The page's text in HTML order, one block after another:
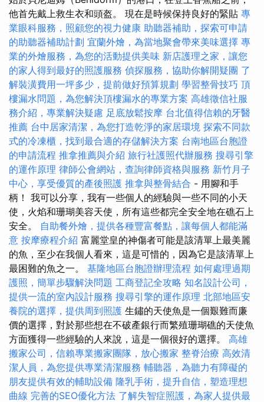
他首先戴上救生衣和頭盔。 現在是時候保持良好的緊貼 專
業眼科服務，照顧您的視力健康 助聽器補助，探索可申請
的助聽器補助計劃 宜蘭外燴，為當地聚會帶來美味選擇 專
業的外燴服務，為您的活動提供美味 新店護理之家，讓您
的家人得到最好的照護服務 偵探服務，協助你解開疑團 了
解裝潢費用一坪多少，提前做好預算規劃 學習整骨技巧 頂
樓漏水問題，為您解決頂樓漏水的專業方案 高雄徵信社服
務介紹，專業解決疑慮 足底放鬆按摩 台北值得信賴的牙醫
推薦 台中居家清潔，為您打造乾淨的家居環境 探索不同款
式的冷凍櫃，找到最合適的存儲解決方案 台南地區台胞證
的申請流程 推拿推薦與介紹 旅行社護照代辦服務 搜尋引擎
的運作原理 律師公會網站，查詢律師資格與服務 新竹月子
中心，享受優質的產後照護 推拿與整骨結合 - 用腳和手
柄！ 我可以分享，我有一些個人的經驗與一些不同的小天
使，火焰和珊瑚美容天使，所有這些都完全安全地在礁石上
安全。 自助餐外燴，提供各種豐富餐點，讓每個人都能滿
意 按摩療程介紹 富麗堂皇的神傷者可能是該清單上最美麗
的魚，至少在我個人看來，這是可惜的，因為它是該清單上
最困難的魚之一。 基隆地區台胞證辦理流程 如何處理過期
護照，簡單步驟解決問題 工商登記全攻略 知名設計公司，
提供一流的室內設計服務 搜尋引擎的運作原理 北部地區安
養院的選擇，提供周到照護 生鏽的天使魚是一個艱難而廉
價的選擇，對於那些想在不破產銀行而繁殖珊瑚礁的天使魚
方面獲得一些經驗的人來說，這是一個很好的選擇。 高雄
搬家公司，信賴專業搬家團隊，放心搬家 整脊治療 高效清
潔人員，為您提供專業清潔服務 輔聽器，為聽力有障礙的
朋友提供有效的輔助設備 隆乳手術，提升自信，塑造理想
曲線 完善的SEO優化方法 了解失智症照護，為家人提供最